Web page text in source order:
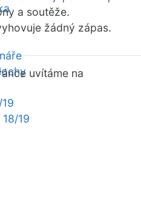
19
a soutěže.
žádný zápas.
uvítáme na